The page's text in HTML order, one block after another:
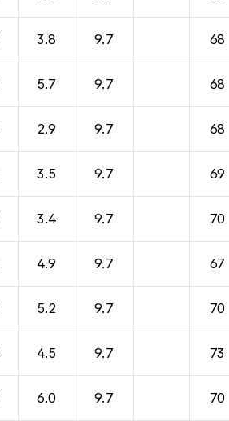
3.8 9.7 68
5.7 9.7 68
2.9 9.7 68
3.5 9.7 69
3.4 9.7 70
4.9 9.7 67
5.2 9.7 70
4.5 9.7 73
6.0 9.7 70